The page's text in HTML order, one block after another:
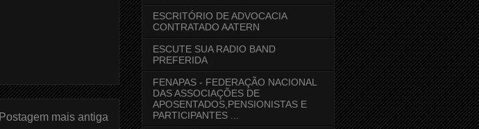
Postagem mais antiga
ESCRITÓRIO DE ADVOCACIA
CONTRATADO AATERN
ESCUTE SUA RADIO BAND
PREFERIDA
FENAPAS - FEDERAÇÃO NACIONAL
DAS ASSOCIAÇÕES DE
APOSENTADOS,PENSIONISTAS E
PARTICIPANTES ...